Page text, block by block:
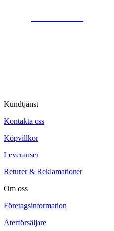
Kundtjänst
Kontakta oss
Köpvillkor
Leveranser
Returer & Reklamationer
Om oss
Företagsinformation
Återförsäljare